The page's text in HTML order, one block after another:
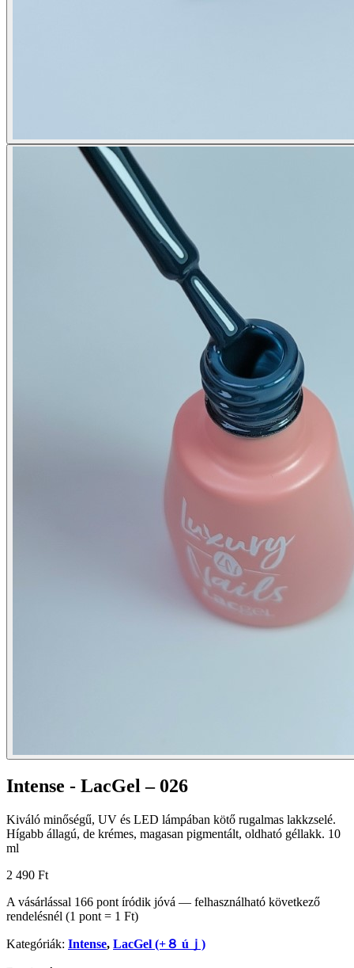
Intense - LacGel – 026
Kiváló minőségű, UV és LED lámpában kötő rugalmas lakkzselé.
Hígabb állagú, de krémes, magasan pigmentált, oldható géllakk. 10
ml
2 490 Ft
A vásárlással 166 pont íródik jóvá — felhasználható következő
rendelésnél (1 pont = 1 Ft)
Kategóriák: Intense, LacGel (+８ úｊ)